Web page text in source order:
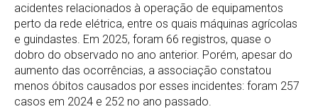
acidentes relacionados à operação de equipamentos
perto da rede elétrica, entre os quais máquinas agrícolas
e guindastes. Em 2025, foram 66 registros, quase o
dobro do observado no ano anterior. Porém, apesar do
aumento das ocorrências, a associação constatou
menos óbitos causados por esses incidentes: foram 257
casos em 2024 e 252 no ano passado.